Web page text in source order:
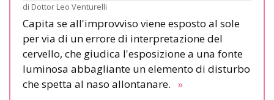
di Dottor Leo Venturelli
Capita se all'improvviso viene esposto al sole
per via di un errore di interpretazione del
cervello, che giudica l'esposizione a una fonte
luminosa abbagliante un elemento di disturbo
che spetta al naso allontanare. »